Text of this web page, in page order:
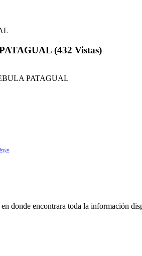
(432 Vistas)
PATAGUAL
donde encontrara toda la información